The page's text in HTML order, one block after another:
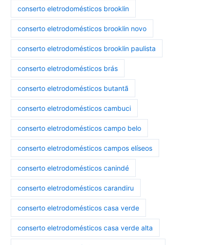
conserto eletrodomésticos brooklin
conserto eletrodomésticos brooklin novo
conserto eletrodomésticos brooklin paulista
conserto eletrodomésticos brás
conserto eletrodomésticos butantã
conserto eletrodomésticos cambuci
conserto eletrodomésticos campo belo
conserto eletrodomésticos campos elíseos
conserto eletrodomésticos canindé
conserto eletrodomésticos carandiru
conserto eletrodomésticos casa verde
conserto eletrodomésticos casa verde alta